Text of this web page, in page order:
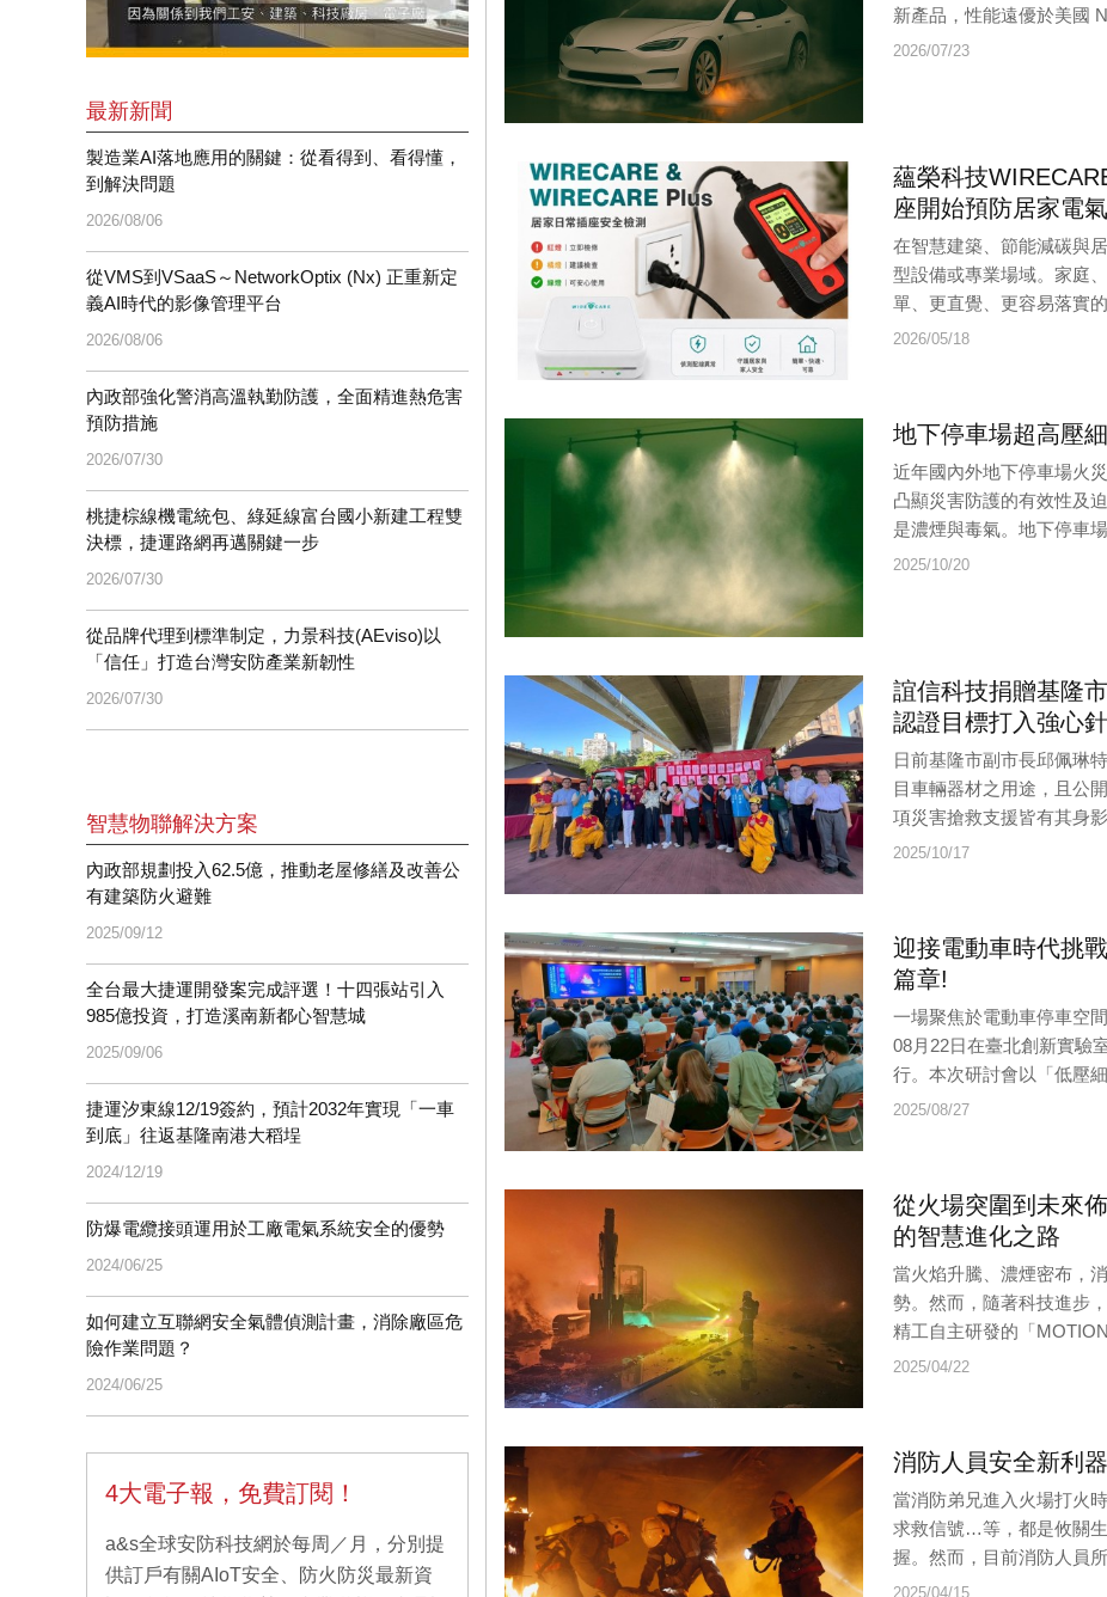
最新新聞
製造業AI落地應用的關鍵：從看得到、看得懂，
到解決問題
2026/08/06
從VMS到VSaaS～NetworkOptix (Nx) 正重新定
義AI時代的影像管理平台
2026/08/06
內政部強化警消高溫執勤防護，全面精進熱危害
預防措施
2026/07/30
桃捷棕線機電統包、綠延線富台國小新建工程雙
決標，捷運路網再邁關鍵一步
2026/07/30
從品牌代理到標準制定，力景科技(AEviso)以
「信任」打造台灣安防產業新韌性
2026/07/30
智慧物聯解決方案
內政部規劃投入62.5億，推動老屋修繕及改善公
有建築防火避難
2025/09/12
全台最大捷運開發案完成評選！十四張站引入
985億投資，打造溪南新都心智慧城
2025/09/06
捷運汐東線12/19簽約，預計2032年實現「一車
到底」往返基隆南港大稻埕
2024/12/19
防爆電纜接頭運用於工廠電氣系統安全的優勢
2024/06/25
如何建立互聯網安全氣體偵測計畫，消除廠區危
險作業問題？
2024/06/25
4大電子報，免費訂閱！
a&s全球安防科技網於每周／月，分別提
供訂戶有關AIoT安全、防火防災最新資
新產品，性能遠優於美國
2026/07/23
蘊榮科技
座開始預防居家電
在智慧建築、節能減碳與
型設備或專業場域。家庭
單、更直覺、更容易落實
2026/05/18
地下停車場超高壓
近年國內外地下停車場火
凸顯災害防護的有效性及
是濃煙與毒氣。地下停車
2025/10/20
誼信科技捐贈基隆
認證目標打入強心針
日前基隆市副市長邱佩琳
目車輛器材之用途，且公
項災害搶救支援皆有其身
2025/10/17
迎接電動車時代挑
篇章!
一場聚焦於電動車停車空
08月22日在臺北創新實驗
行。本次研討會以「低壓
2025/08/27
從火場突圍到未來
的智慧進化之路
當火焰升騰、濃煙密布，
勢。然而，隨著科技進步
精工自主研發的「
2025/04/22
消防人員安全新利
當消防弟兄進入火場打火
求救信號…等，都是攸關
握。然而，目前消防人員
2025/04/15